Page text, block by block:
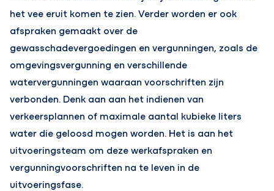
het vee eruit komen te zien. Verder worden er ook
afspraken gemaakt over de
gewasschadevergoedingen en vergunningen, zoals de
omgevingsvergunning en verschillende
watervergunningen waaraan voorschriften zijn
verbonden. Denk aan aan het indienen van
verkeersplannen of maximale aantal kubieke liters
water die geloosd mogen worden. Het is aan het
uitvoeringsteam om deze werkafspraken en
vergunningvoorschriften na te leven in de
uitvoeringsfase.